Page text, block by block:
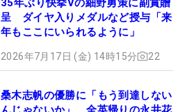
35年ぶり快挙Vの細野勇策に副賞贈
呈 ダイヤ入りメダルなど授与「来
年もここにいられるように」
2026年7月17日 (金) 14時15分 22
桑木志帆の優勝に「もう到達しない